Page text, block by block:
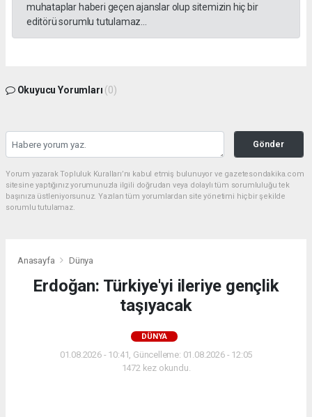
muhataplar haberi geçen ajanslar olup sitemizin hiç bir
editörü sorumlu tutulamaz...
Okuyucu Yorumları (0)
Gönder
Yorum yazarak Topluluk Kuralları’nı kabul etmiş bulunuyor ve gazetesondakika.com
sitesine yaptığınız yorumunuzla ilgili doğrudan veya dolaylı tüm sorumluluğu tek
başınıza üstleniyorsunuz. Yazılan tüm yorumlardan site yönetimi hiçbir şekilde
sorumlu tutulamaz.
Anasayfa Dünya
Erdoğan: Türkiye'yi ileriye gençlik
taşıyacak
DÜNYA
01.08.2026 - 10:41, Güncelleme: 01.08.2026 - 12:05
1472 kez okundu.